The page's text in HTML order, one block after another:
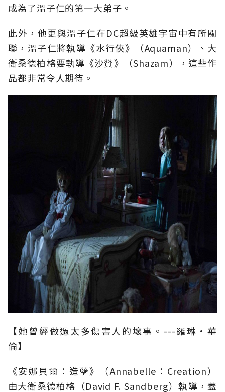
成為了溫子仁的第一大弟子。
此外，他更與溫子仁在DC超級英雄宇宙中有所關
聯，溫子仁將執導《水行俠》（Aquaman）、大
衛桑德柏格要執導《沙贊》（Shazam），這些作
品都非常令人期待。
【她曾經做過太多傷害人的壞事。---羅琳•華
倫】
《安娜貝爾：造孽》（Annabelle：Creation）
由大衛桑德柏格（David F. Sandberg）執導，蓋